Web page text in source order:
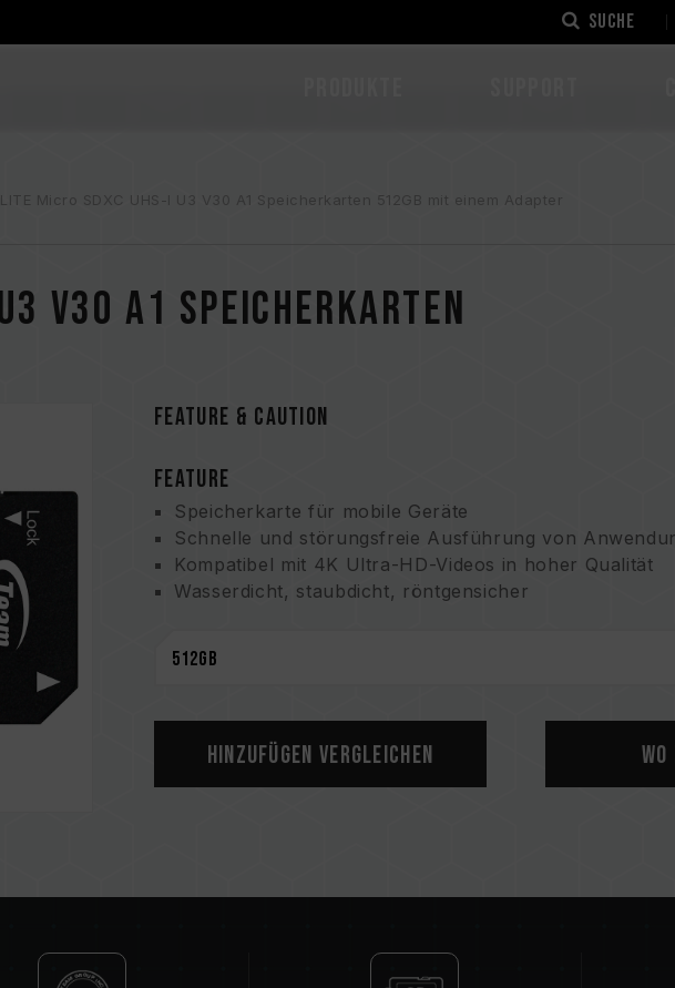
Suche
Micro SDXC UHS-I U3 V30 A1 Speicherkarten 512GB mit einem Adapter
U3 V30 A1 Speicherkarten
FEATURE & CAUTION
FEATURE
Speicherkarte für mobile Geräte
Schnelle und störungsfreie Ausführung von
Kompatibel mit 4K Ultra-HD-Videos in hoher Qualität
Wasserdicht, staubdicht, röntgensicher
Hinzufügen Vergleichen